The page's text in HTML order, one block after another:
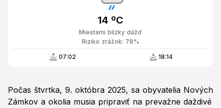
Miestami blízky dážď
14 ºC
Riziko zrážok: 78%
07:02 18:14
Počas štvrtka, 9. októbra 2025, sa obyvatelia Nových
Zámkov a okolia musia pripraviť na prevažne daždivé